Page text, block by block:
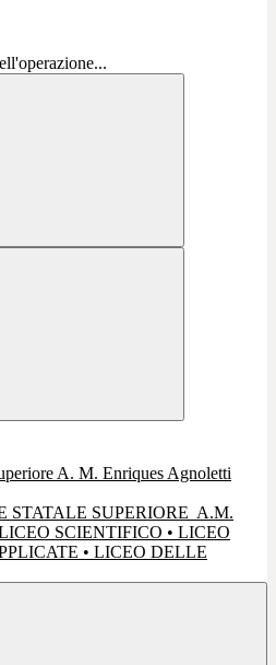
STATALE SUPERIORE A.M.
SCIENTIFICO • LICEO
• LICEO DELLE